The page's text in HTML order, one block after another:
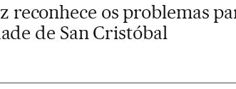
reconhece os problemas
de San Cristóbal